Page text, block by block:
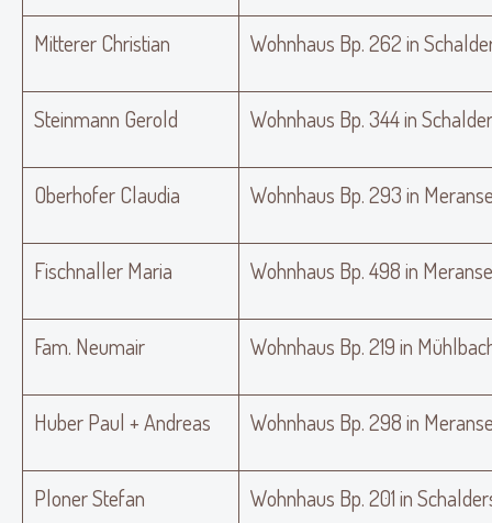
Mitterer Christian Wohnhaus Bp. 262 in
Steinmann Gerold Wohnhaus Bp. 344 in
Oberhofer Claudia Wohnhaus Bp. 293 in
Fischnaller Maria Wohnhaus Bp. 498 in
Fam. Neumair Wohnhaus Bp. 219 in
Huber Paul + Andreas Wohnhaus Bp. 298 in
Ploner Stefan Wohnhaus Bp. 201 in